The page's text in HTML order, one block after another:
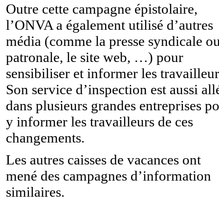
Outre cette campagne épistolaire,
l’ONVA a également utilisé d’autres
média (comme la presse syndicale
patronale, le site web, …) pour
sensibiliser et informer les
Son service d’inspection est aussi
dans plusieurs grandes entreprises
y informer les travailleurs de ces
changements.
Les autres caisses de vacances ont
mené des campagnes d’information
similaires.